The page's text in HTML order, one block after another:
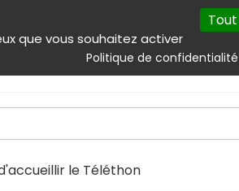
que vous souhaitez activer
Politique de confidentialité
Autres
& services Emploi
le Téléthon